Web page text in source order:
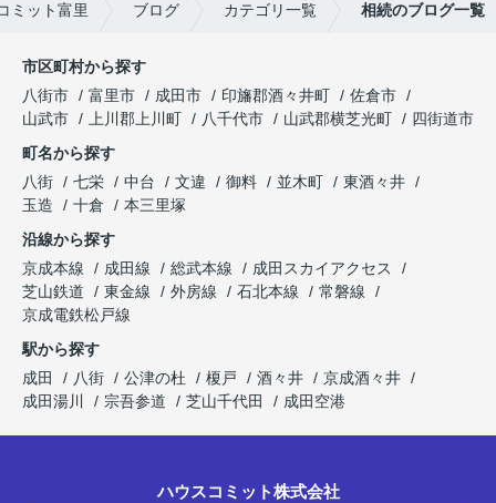
ミット富里 ブログ カテゴリ一覧 相続のブログ一覧
市区町村から探す
八街市
富里市 成田市 印旛郡酒々井町
佐倉市
山武市
上川郡上川町 八千代市 山武郡横芝光町
四街道市
町名から探す
八街
七栄 中台 文違 御料 並木町
東酒々井
玉造
十倉
本三里塚
沿線から探す
京成本線
成田線 総武本線
成田スカイアクセス
芝山鉄道
東金線 外房線 石北本線
常磐線
京成電鉄松戸線
駅から探す
成田
八街 公津の杜 榎戸 酒々井
京成酒々井
成田湯川
宗吾参道 芝山千代田 成田空港
ハウスコミット株式会社